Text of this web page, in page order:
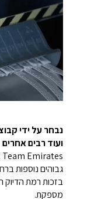
ועוד רבים אחרים
בזכות רמת הדיוק
מספקת.